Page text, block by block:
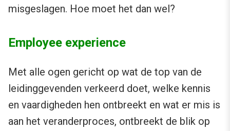
misgeslagen. Hoe moet het dan wel?
Employee experience
Met alle ogen gericht op wat de top van de
leidinggevenden verkeerd doet, welke kennis
en vaardigheden hen ontbreekt en wat er mis is
aan het veranderproces, ontbreekt de blik op